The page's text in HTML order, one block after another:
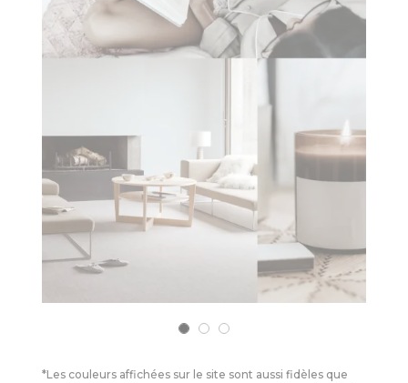
*Les couleurs affichées sur le site sont aussi fidèles que